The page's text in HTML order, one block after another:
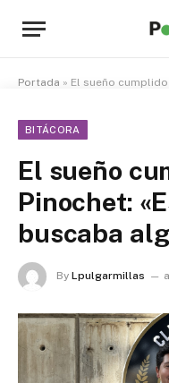
Portada » El sueño cumplido de
BITÁCORA
El sueño
Pinochet:
buscaba
By Lpulgarmillas